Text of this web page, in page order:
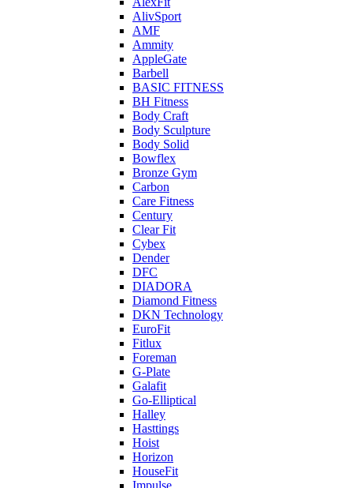
AlivSport
AMF
Ammity
AppleGate
Barbell
BASIC FITNESS
BH Fitness
Body Craft
Body Sculpture
Body Solid
Bowflex
Bronze Gym
Carbon
Care Fitness
Century
Clear Fit
Cybex
Dender
DFC
DIADORA
Diamond Fitness
DKN Technology
EuroFit
Fitlux
Foreman
G-Plate
Galafit
Go-Elliptical
Halley
Hasttings
Hoist
Horizon
HouseFit
Impulse